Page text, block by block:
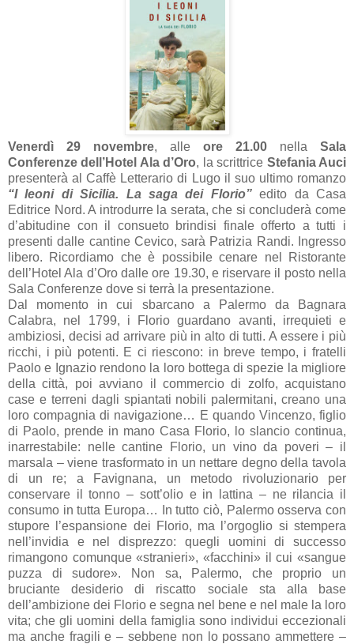
Venerdì 29 novembre, alle ore 21.00 nella Sala
Conferenze dell’Hotel Ala d’Oro, la scrittrice Stefania Auci
presenterà al Caffè Letterario di Lugo il suo ultimo romanzo
“I leoni di Sicilia. La saga dei Florio”edito da Casa
Editrice Nord. A introdurre la serata, che si concluderà come
d’abitudine con il consueto brindisi finale offerto a tutti i
presenti dalle cantine Cevico, sarà Patrizia Randi. Ingresso
libero. Ricordiamo che è possibile cenare nel Ristorante
dell’Hotel Ala d’Oro dalle ore 19.30, e riservare il posto nella
Sala Conferenze dove si terrà la presentazione.
Dal momento in cui sbarcano a Palermo da Bagnara
Calabra, nel 1799, i Florio guardano avanti, irrequieti e
ambiziosi, decisi ad arrivare più in alto di tutti. A essere i più
ricchi, i più potenti. E ci riescono: in breve tempo, i fratelli
Paolo e Ignazio rendono la loro bottega di spezie la migliore
della città, poi avviano il commercio di zolfo, acquistano
case e terreni dagli spiantati nobili palermitani, creano una
loro compagnia di navigazione… E quando Vincenzo, figlio
di Paolo, prende in mano Casa Florio, lo slancio continua,
inarrestabile: nelle cantine Florio, un vino da poveri – il
marsala – viene trasformato in un nettare degno della tavola
di un re; a Favignana, un metodo rivoluzionario per
conservare il tonno – sott’olio e in lattina – ne rilancia il
consumo in tutta Europa… In tutto ciò, Palermo osserva con
stupore l’espansione dei Florio, ma l’orgoglio si stempera
nell’invidia e nel disprezzo: quegli uomini di successo
rimangono comunque «stranieri», «facchini» il cui «sangue
puzza di sudore». Non sa, Palermo, che proprio un
bruciante desiderio di riscatto sociale sta alla base
dell’ambizione dei Florio e segna nel bene e nel male la loro
vita; che gli uomini della famiglia sono individui eccezionali
ma anche fragili e – sebbene non lo possano ammettere –